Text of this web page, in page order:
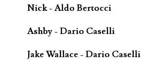
Nick - Aldo Bertocci
Ashby - Dario Caselli
Jake Wallace - Dario Caselli